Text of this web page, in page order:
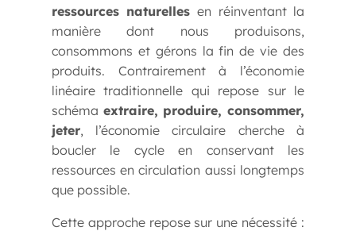
ressources naturelles en réinventant la
manière dont nous produisons,
consommons et gérons la fin de vie des
produits. Contrairement à l’économie
linéaire traditionnelle qui repose sur le
schéma extraire, produire, consommer,
jeter, l’économie circulaire cherche à
boucler le cycle en conservant les
ressources en circulation aussi longtemps
que possible.
Cette approche repose sur une nécessité :